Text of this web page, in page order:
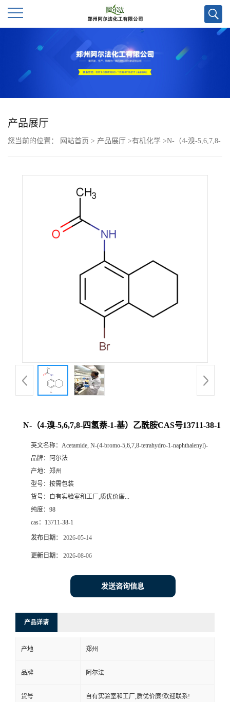
公
厅
言
产品展厅
您当前的位置： 网站首页 > 产品展厅 >有机化学 >N-（4-溴-5,6,7,8-
N-（4-溴-5,6,7,8-四氢萘-1-基）乙酰胺CAS号13711-38-1
英文名称： Acetamide, N-(4-bromo-5,6,7,8-tetrahydro-1-naphthalenyl)-
品牌：
阿尔法
产地： 郑州
型号： 按需包装
货号：
自有实验室和工厂,质优价廉...
纯度： 98
cas： 13711-38-1
发布日期： 2026-05-14
更新日期： 2026-08-06
发送咨询信息
产品详请
产地 郑州
品牌 阿尔法
货号 自有实验室和工厂,质优价廉!欢迎联系!